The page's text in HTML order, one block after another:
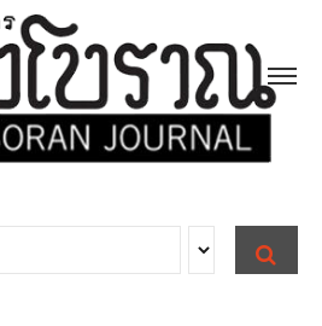
e
S
E
A